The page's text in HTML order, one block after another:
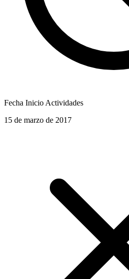
Fecha Inicio Actividades
15 de marzo de 2017